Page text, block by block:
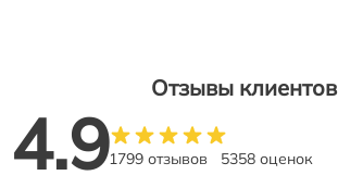
Отзывы клиентов
4.91799 отзывов 5358 оценок